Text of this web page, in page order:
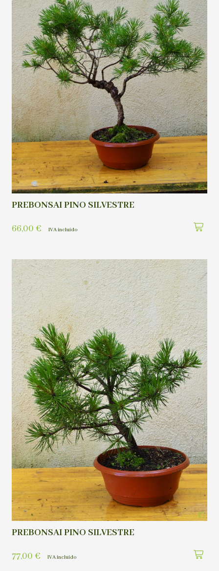
PREBONSAI PINO SILVESTRE
66,00 € IVA incluído
PREBONSAI PINO SILVESTRE
77,00 € IVA incluído